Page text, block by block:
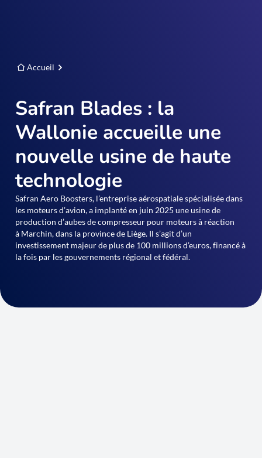
Accueil
Safran Blades : la
Wallonie accueille une
nouvelle usine de haute
technologie
Safran Aero Boosters, l’entreprise aérospatiale spécialisée dans
les moteurs d’avion, a implanté en juin 2025 une usine de
production d’aubes de compresseur pour moteurs à réaction
à Marchin, dans la province de Liège. Il s’agit d’un
investissement majeur de plus de 100 millions d’euros, financé à
la fois par les gouvernements régional et fédéral.